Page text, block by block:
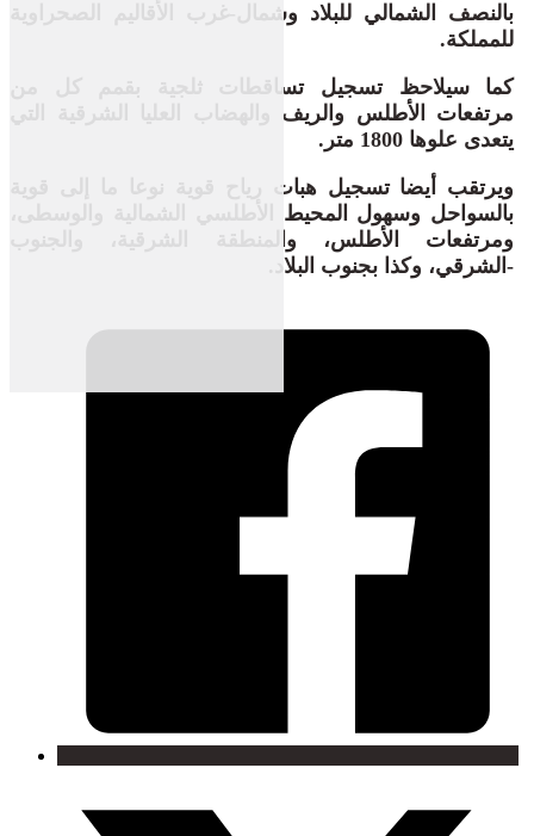
بالنصف الشمالي للبلاد وشمال-غرب الأقاليم الصحراوية
للمملكة.
كما سيلاحظ تسجيل تساقطات ثلجية بقمم كل من
مرتفعات الأطلس والريف والهضاب العليا الشرقية التي
يتعدى علوها 1800 متر.
ويرتقب أيضا تسجيل هبات رياح قوية نوعا ما إلى قوية
بالسواحل وسهول المحيط الأطلسي الشمالية والوسطى،
ومرتفعات الأطلس، والمنطقة الشرقية، والجنوب
-الشرقي، وكذا بجنوب البلاد.